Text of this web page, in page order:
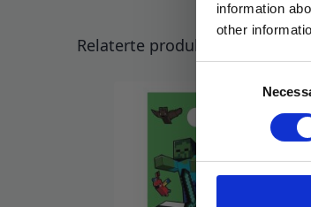
information
other
Selection
Relaterte produkter